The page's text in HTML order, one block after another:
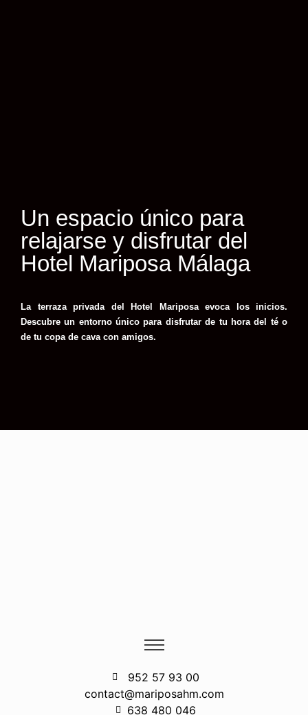
Un espacio único para
relajarse y disfrutar del
Hotel Mariposa Málaga
La terraza privada del Hotel Mariposa evoca los inicios.
Descubre un entorno único para disfrutar de tu hora del té o
de tu copa de cava con amigos.
952 57 93 00
contact@mariposahm.com
638 480 046